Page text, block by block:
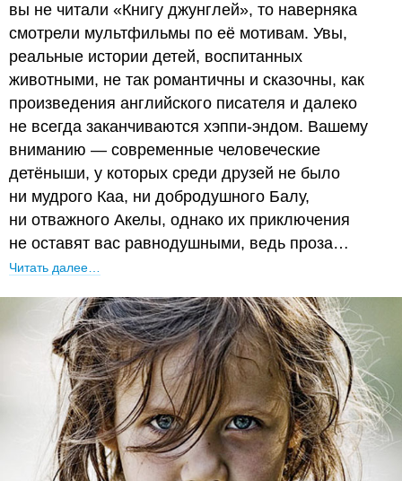
вы не читали «Книгу джунглей», то наверняка
смотрели мультфильмы по её мотивам. Увы,
реальные истории детей, воспитанных
животными, не так романтичны и сказочны, как
произведения английского писателя и далеко
не всегда заканчиваются хэппи-эндом. Вашему
вниманию — современные человеческие
детёныши, у которых среди друзей не было
ни мудрого Каа, ни добродушного Балу,
ни отважного Акелы, однако их приключения
не оставят вас равнодушными, ведь проза…
Читать далее…